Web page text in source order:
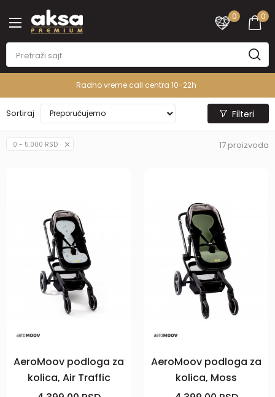
0
0
PREMIUM ASORTIMAN
Sortiraj Filteri
0 - 5.000 RSD 17 proizvoda
AeroMoov podloga za
kolica, Air Traffic
AeroMoov podloga za
kolica, Moss